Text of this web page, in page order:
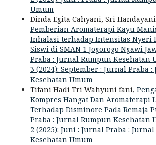
Umum
Dinda Egita Cahyani, Sri
Pemberian Aromaterapi Kayu
Inhalasi terhadap Intensitas Nyeri
Siswi di SMAN 1 Jogorogo Ngawi
Praba : Jurnal Rumpun Kesehatan
3 (2024): September : Jurnal Praba
Kesehatan Umum
Tifani Hadi Tri Wahyuni fani,
Kompres Hangat Dan Aromaterapi
Terhadap Disminore Pada Remaja
Praba : Jurnal Rumpun Kesehatan
2 (2025): Juni : Jurnal Praba :
Kesehatan Umum